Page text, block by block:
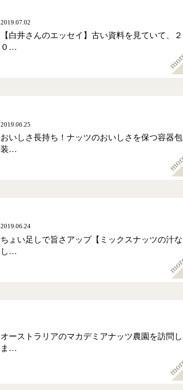
2019.07.02
【白井さんのエッセイ】古い資料を見ていて、２
０…
2019.06.25
おいしさ長持ち！ナッツのおいしさを保つ容器包
装…
2019.06.24
ちょい足しで旨さアップ【ミックスナッツの汁な
し…
オーストラリアのマカデミアナッツ農園を訪問し
ま…